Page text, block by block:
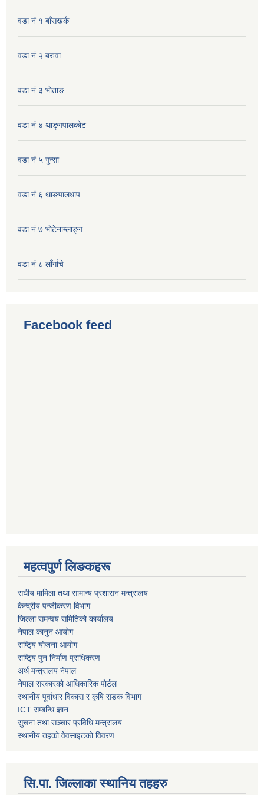
वडा नं १ बाँसखर्क
वडा नं २ बरुवा
वडा नं ३ भाेताङ
वडा नं ४ थाङ्गपालकाेट
वडा नं ५ गुन्सा
वडा नं ६ थाङपालधाप
वडा नं ७ भाेटेनाम्लाङ्ग
वडा नं ८ लाँर्गाचे
Facebook feed
महत्वपुर्ण लिङकहरू
स‌घीय मामिला तथा सामान्य प्रशासन मन्त्रालय
केन्द्रीय पन्जीकरण विभाग
जिल्ला समन्वय समितिको कार्यालय
नेपाल कानुन आयोग
राष्टि्य योजना आयोग
राष्टि्य पुन निर्माण प्राधिकरण
अर्थ मन्त्रालय नेपाल
नेपाल सरकारको आधिकारिक पोर्टल
स्थानीय पूर्वाधार विकास र कृषि सडक विभाग
ICT सम्बन्धि ज्ञान
सुचना तथा सञ्चार प्रविधि मन्त्रालय
स्थानीय तहको वेवसाइटको विवरण
सि.पा. जिल्लाका स्थानिय तहहरु